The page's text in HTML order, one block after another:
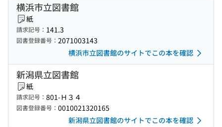
横浜市立図書館
紙
請求記号： 141.3
図書登録番号： 2071003143
横浜市立図書館のサイトでこの本を確認
新潟県立図書館
紙
請求記号： 801-Ｈ３４
図書登録番号： 0010021320165
新潟県立図書館のサイトでこの本を確認